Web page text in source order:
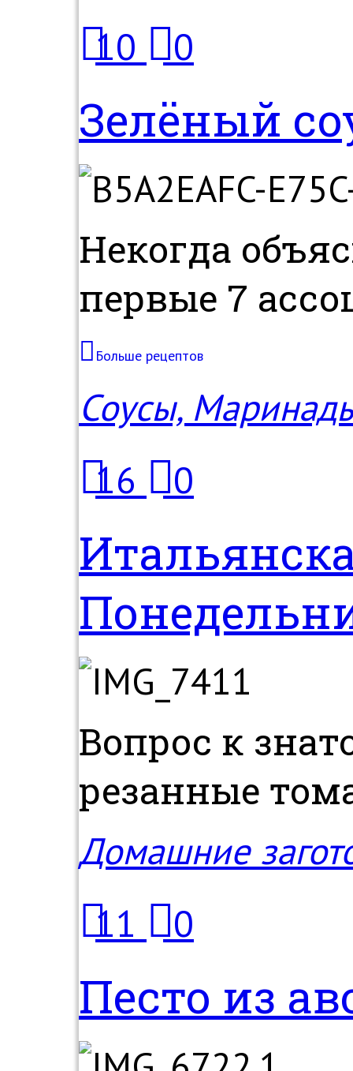
10
0
Зелёный
Некогда
первые 7
Больше рецептов
Соусы,
16
0
Вопрос к
резанные
Домашние
11
0
Песто из